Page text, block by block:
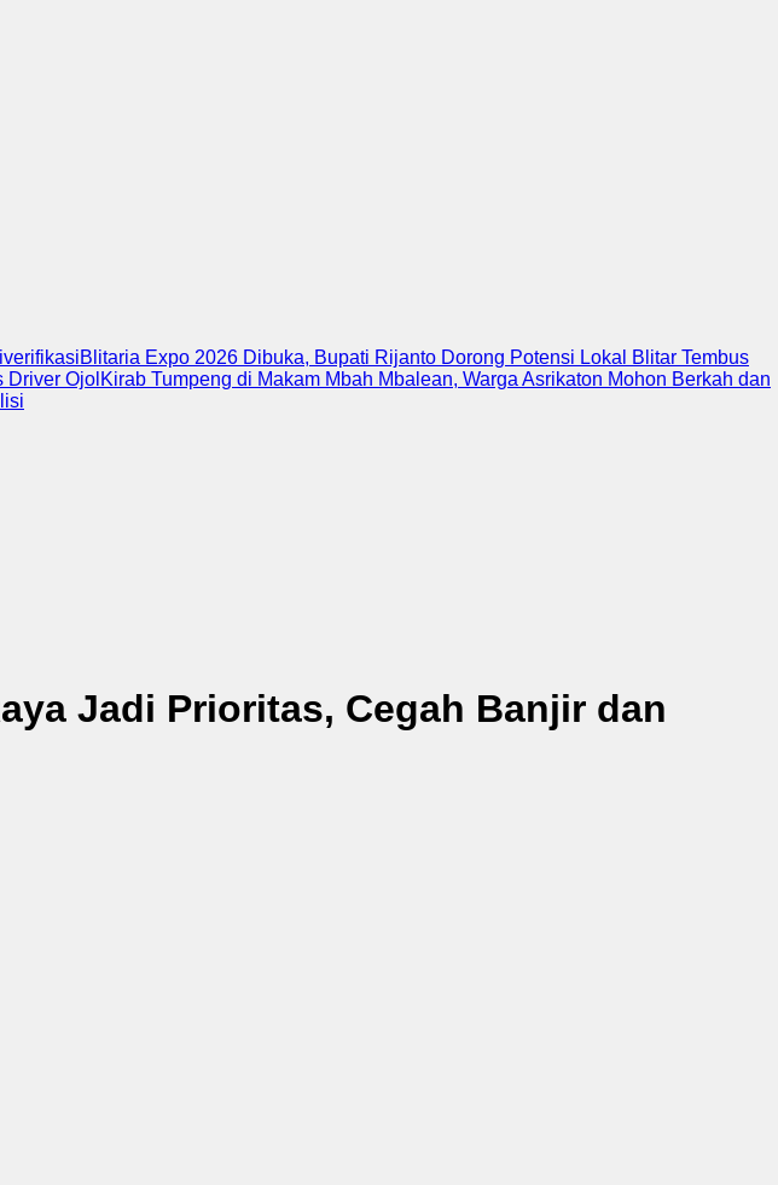
Blitaria Expo 2026 Dibuka, Bupati Rijanto Dorong Potensi Lokal Blitar Tembus
Ojol Kirab Tumpeng di Makam Mbah Mbalean, Warga Asrikaton Mohon Berkah dan
Jadi Prioritas, Cegah Banjir dan